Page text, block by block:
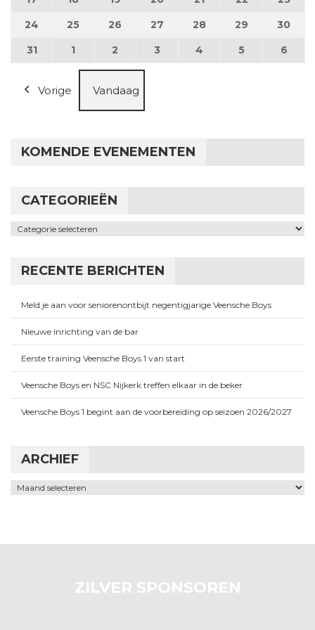
24 24 augustus 2026
25 25 augustus 2026
26 26 augustus 2026
27 27 augustus 2026
28 28 augustus 2026
29 29 30
3131 augustus 2026
1 1 september 2026
2 2 september 2026
3 3 september 2026
4 4 september 2026
5 5 6
Vorige Vandaag
KOMENDE EVENEMENTEN
CATEGORIEËN
Categorieën
RECENTE BERICHTEN
Meld je aan voor seniorenontbijt negentigjarige Veensche Boys
Nieuwe inrichting van de bar
Eerste training Veensche Boys 1 van start
Veensche Boys en NSC Nijkerk treffen elkaar in de beker
Veensche Boys 1 begint aan de voorbereiding op seizoen 2026/2027
ARCHIEF
Archief
ZILVER SPONSOREN